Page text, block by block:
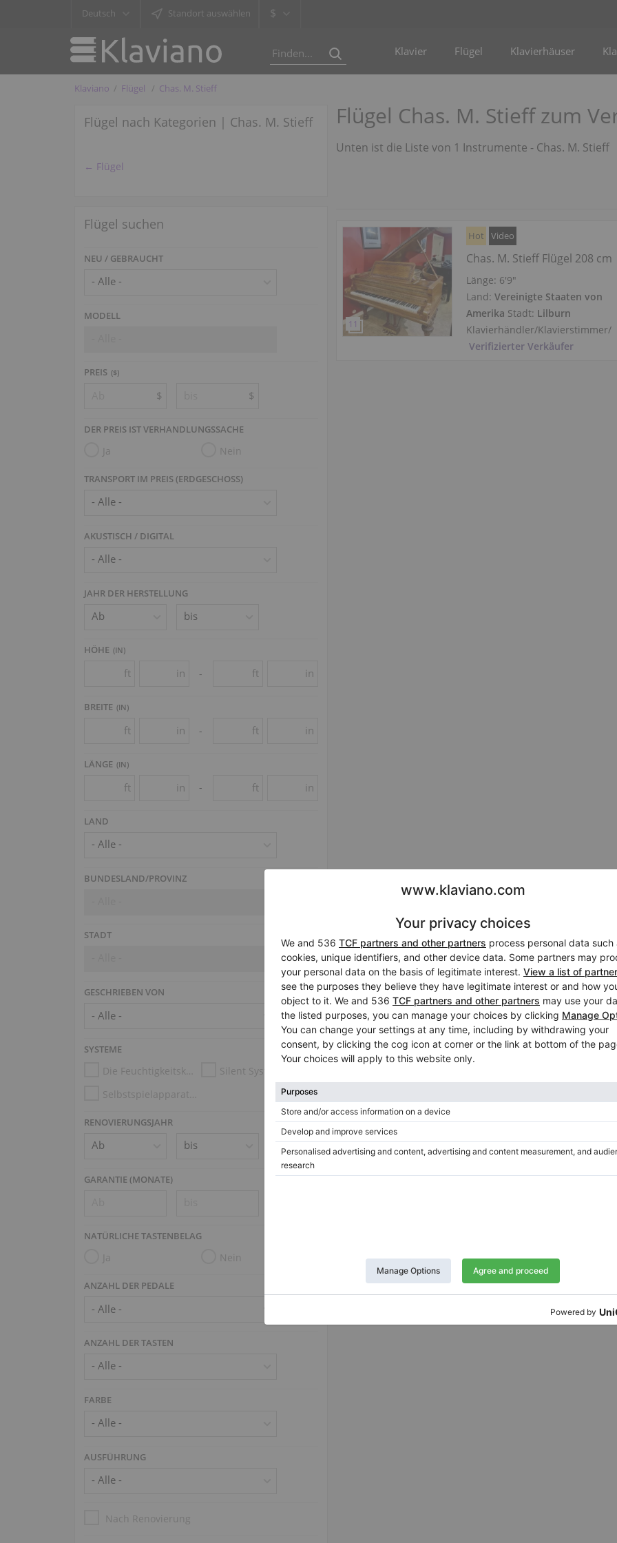
Deutsch Standort auswählen $
Klavier Flügel Klavierhäuser
Klaviano Flügel Chas. M. Stieff
Flügel nach Kategorien | Chas. M. Stieff
← Flügel
Flügel suchen
NEU / GEBRAUCHT
MODELL
PREIS ($)
$ $
DER PREIS IST VERHANDLUNGSSACHE
Ja Nein
TRANSPORT IM PREIS (ERDGESCHOSS)
AKUSTISCH / DIGITAL
JAHR DER HERSTELLUNG
HÖHE (IN)
ft in - ft in
BREITE (IN)
ft in - ft in
LÄNGE (IN)
ft in - ft in
LAND
- Alle -
BUNDESLAND/PROVINZ
STADT
GESCHRIEBEN VON
SYSTEME
Die Feuchtigkeitskontrollsysteme
Silent System
Selbstspielapparatur (z.B. Disklavier, PianoDisc, Spirio)
RENOVIERUNGSJAHR
GARANTIE (MONATE)
NATÜRLICHE TASTENBELAG
Ja Nein
ANZAHL DER PEDALE
ANZAHL DER TASTEN
FARBE
AUSFÜHRUNG
Nach Renovierung
Flügel Chas. M. Stieff zum
Unten ist die Liste von 1 Instrumente - Chas. M. Stieff
Hot Video
Chas. M. Stieff Flügel 208 cm
Länge: 6′9″
Land:Vereinigte Staaten von
Amerika Stadt: Lilburn
Klavierhändler/Klavierstimmer/
Verifizierter Verkäufer